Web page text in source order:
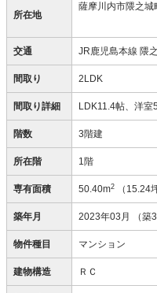
所在地
薩摩川内市隈之城
交通 JR鹿児島本線 隈
間取り 2LDK
間取り詳細 LDK11.4帖、洋
階数 3階建
所在階 1階
専有面積 50.40m2 （15.24
築年月 2023年03月 （築
物件種目 マンション
建物構造 ＲＣ